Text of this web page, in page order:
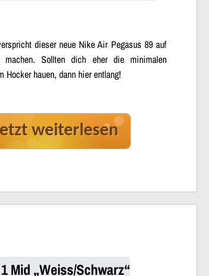
dieser neue Nike Air Pegasus 89 auf
Sollten dich eher die minimalen
Hocker hauen, dann hier entlang!
weiterlesen
Mid „Weiss/Schwarz“